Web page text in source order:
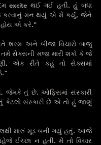
excite થઈ ગઈ હતી. હું બધા
જે કરવાનું મન થયું એ મેં કર્યું, જેને
એ કરે."
શરમ અને બીજા વિચારો બાજુ
સેક્સની મજા મારી શકો કે‌ જે
એક રીતે કહું તો સેક્સમાં
જેમકે તું છે. ઓફિસમાં સંસ્કારી
કેટલો સંસ્કારી છે એ તો હું જાણું
મારું મૂડ બની ગયું હતું. આજે
ઈચ્છા ન હતી. મેં તો વિચાર